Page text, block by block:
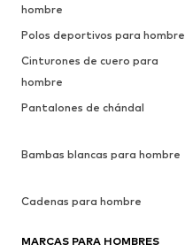
hombre
Polos deportivos para hombre
Cinturones de cuero para
hombre
Pantalones de chándal
Bambas blancas para hombre
Cadenas para hombre
MARCAS PARA HOMBRES